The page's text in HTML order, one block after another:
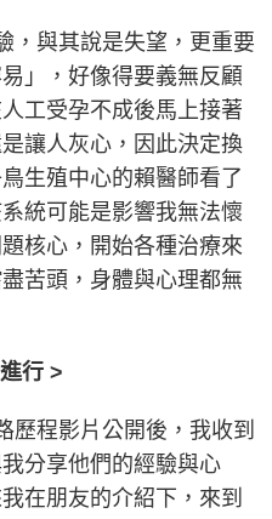
，與其說是失望，更重要
」，好像得要義無反顧
工受孕不成後馬上接著
讓人灰心，因此決定換
生殖中心的賴醫師看了
統可能是影響我無法懷
核心，開始各種治療來
苦頭，身體與心理都無
行 >
歷程影片公開後，我收到
分享他們的經驗與心
在朋友的介紹下，來到